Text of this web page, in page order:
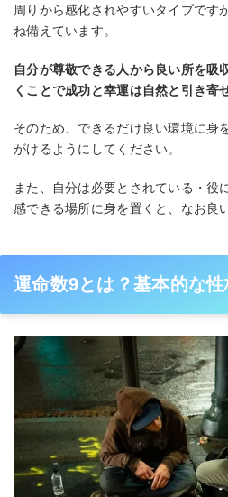
周りから感化されやすいタイプです
ね備えています。
自分が尊敬できる人から良い所を吸
くことで成功と幸運は自然と引き寄
そのため、できるだけ良い環境に身
がけるようにしてください。
また、自分は必要とされている・役
感できる場所に身を置くと、なお良
運命数9とは？基本的な